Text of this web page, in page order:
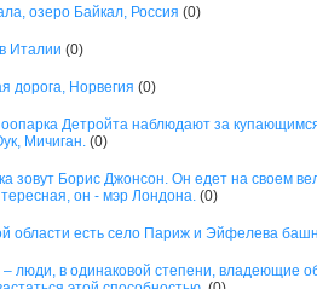
озеро Байкал, Россия (0)
Италии (0)
дорога, Норвегия (0)
Детройта наблюдают за
Мичиган. (0)
зовут Борис Джонсон. Он едет на своем
он - мэр Лондона. (0)
области есть село Париж и Эйфелева
люди, в одинаковой степени, владеющие